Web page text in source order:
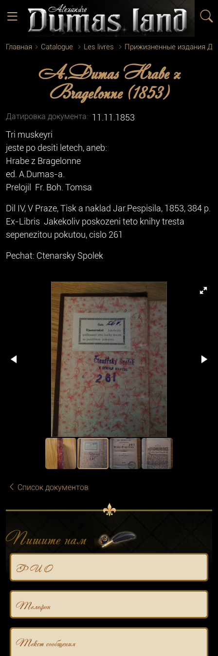
Главная Catalogue Les livres Прижизненные издания
A.Dumas Hrabe z
Bragelonne (1853)
Датировка документа: 11.11.1853
Tri muskeyri
jeste po desiti letech, aneb:
Hrabe z Bragelonne
ed. A.Dumas-a.
Prelojil Fr. Boh. Tomsa
Dil IV, V Praze, Tisk a naklad Jar.Pespisila, 1853, 384 p.
Ex-Libris Jakekoliv poskozeni teto knihy tresta
sepenezitou pokutou, cislo 261
Pechat: Ctenarsky Spolek
Список документов
Пишите нам
Ф И О
Телефон
Текст сообщения